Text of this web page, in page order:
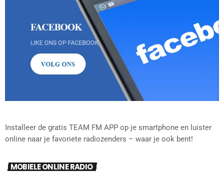
Installeer de gratis TEAM FM APP op je smartphone en luister
online naar je favoriete radiozenders – waar je ook bent!
MOBIELE ONLINE RADIO